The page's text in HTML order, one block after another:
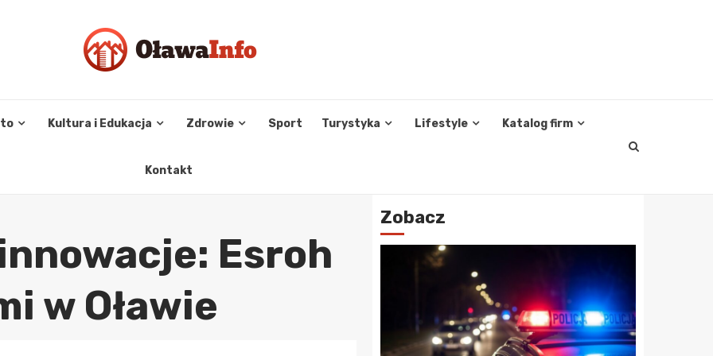
Kultura i Edukacja Zdrowie Sport Turystyka Lifestyle Katalog firm
Kontakt
Esroh
w Oławie
Zobacz